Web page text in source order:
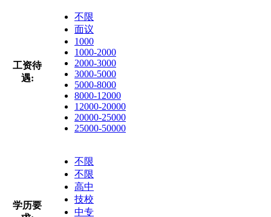
工资待
遇:
不限
面议
1000
1000-2000
2000-3000
3000-5000
5000-8000
8000-12000
12000-20000
20000-25000
25000-50000
学历要
不限
不限
高中
技校
中专